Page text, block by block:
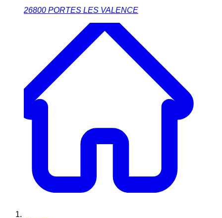
26800 PORTES LES VALENCE